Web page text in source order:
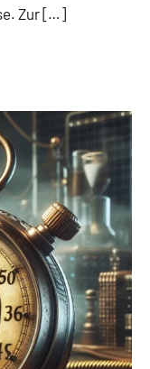
Zur […]